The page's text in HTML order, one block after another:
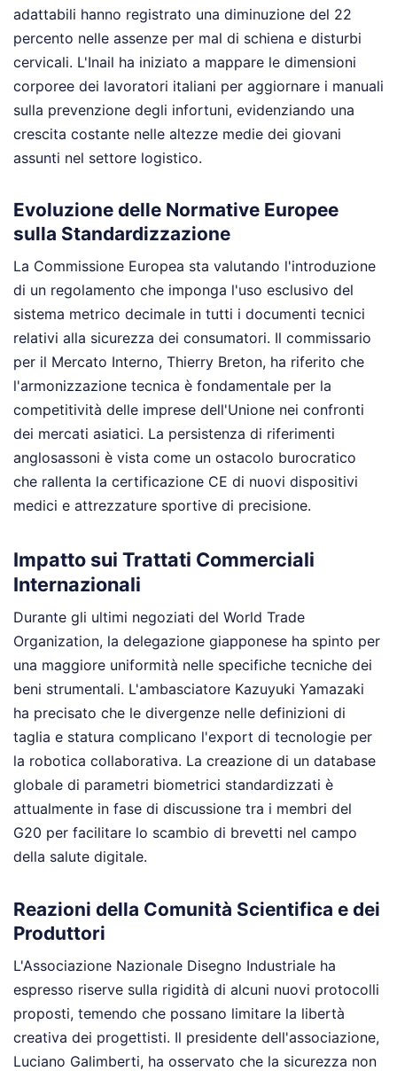
adattabili hanno registrato una diminuzione del 22
percento nelle assenze per mal di schiena e disturbi
cervicali. L'Inail ha iniziato a mappare le dimensioni
corporee dei lavoratori italiani per aggiornare i manuali
sulla prevenzione degli infortuni, evidenziando una
crescita costante nelle altezze medie dei giovani
assunti nel settore logistico.
Evoluzione delle Normative Europee
sulla Standardizzazione
La Commissione Europea sta valutando l'introduzione
di un regolamento che imponga l'uso esclusivo del
sistema metrico decimale in tutti i documenti tecnici
relativi alla sicurezza dei consumatori. Il commissario
per il Mercato Interno, Thierry Breton, ha riferito che
l'armonizzazione tecnica è fondamentale per la
competitività delle imprese dell'Unione nei confronti
dei mercati asiatici. La persistenza di riferimenti
anglosassoni è vista come un ostacolo burocratico
che rallenta la certificazione CE di nuovi dispositivi
medici e attrezzature sportive di precisione.
Impatto sui Trattati Commerciali
Internazionali
Durante gli ultimi negoziati del World Trade
Organization, la delegazione giapponese ha spinto per
una maggiore uniformità nelle specifiche tecniche dei
beni strumentali. L'ambasciatore Kazuyuki Yamazaki
ha precisato che le divergenze nelle definizioni di
taglia e statura complicano l'export di tecnologie per
la robotica collaborativa. La creazione di un database
globale di parametri biometrici standardizzati è
attualmente in fase di discussione tra i membri del
G20 per facilitare lo scambio di brevetti nel campo
della salute digitale.
Reazioni della Comunità Scientifica e dei
Produttori
L'Associazione Nazionale Disegno Industriale ha
espresso riserve sulla rigidità di alcuni nuovi protocolli
proposti, temendo che possano limitare la libertà
creativa dei progettisti. Il presidente dell'associazione,
Luciano Galimberti, ha osservato che la sicurezza non